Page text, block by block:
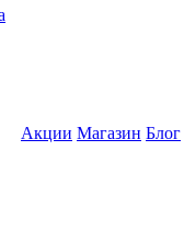
Акции Магазин Блог